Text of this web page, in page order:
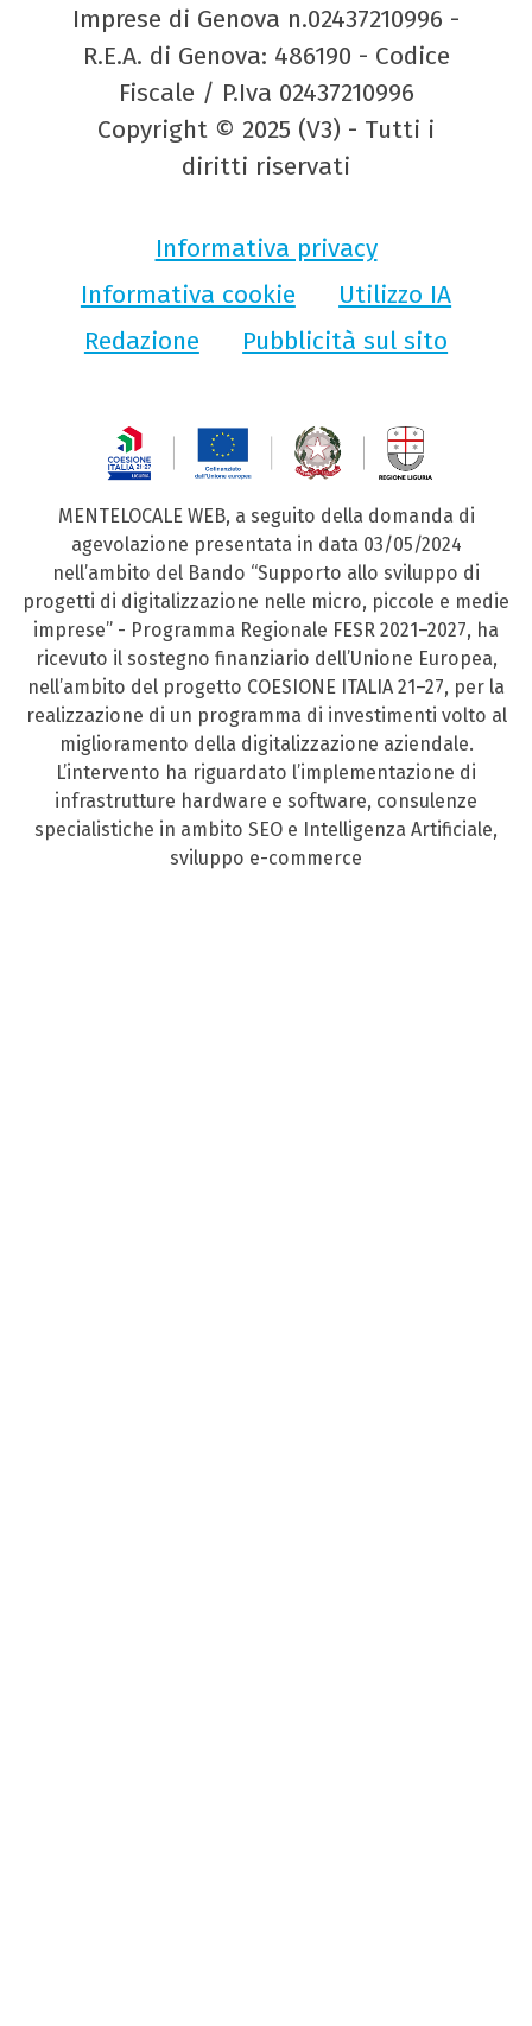
Imprese di Genova n.02437210996 -
R.E.A. di Genova: 486190 - Codice
Fiscale / P.Iva 02437210996
Copyright © 2025 (V3) - Tutti i
diritti riservati
Informativa privacy
Informativa cookie
Utilizzo IA
Redazione
Pubblicità sul sito
MENTELOCALE WEB, a seguito della domanda di
agevolazione presentata in data 03/05/2024
nell’ambito del Bando “Supporto allo sviluppo di
progetti di digitalizzazione nelle micro, piccole e medie
imprese” - Programma Regionale FESR 2021–2027, ha
ricevuto il sostegno finanziario dell’Unione Europea,
nell’ambito del progetto COESIONE ITALIA 21–27, per la
realizzazione di un programma di investimenti volto al
miglioramento della digitalizzazione aziendale.
L’intervento ha riguardato l’implementazione di
infrastrutture hardware e software, consulenze
specialistiche in ambito SEO e Intelligenza Artificiale,
sviluppo e-commerce